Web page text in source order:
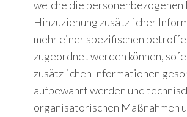
welche die personenbezogenen
Hinzuziehung zusätzlicher
mehr einer spezifischen
zugeordnet werden können,
zusätzlichen Informationen
aufbewahrt werden und
organisatorischen Maßnahmen